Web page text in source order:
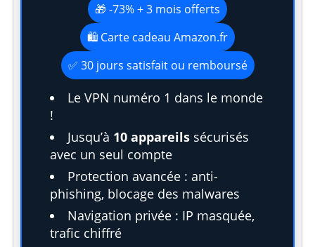
🎁 -73% + 3 mois offerts
🛍️ Carte cadeau Amazon.fr
✅ 30 jours satisfait ou remboursé
Le VPN numéro 1 dans le monde
!
Jusqu’à 10 appareilssécurisés
avec un seul compte
Protection avancée : anti-
phishing, blocage des malwares
Navigation privée : IP masquée,
trafic chiffré